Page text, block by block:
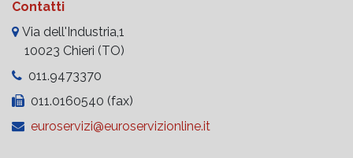
Contatti
Via dell'Industria,1
10023 Chieri (TO)
011.9473370
011.0160540 (fax)
euroservizi@euroservizionline.it